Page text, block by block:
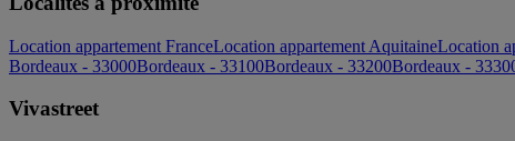
Location appartement FranceLocation appartement AquitaineLocation
Bordeaux - 33000Bordeaux - 33100Bordeaux - 33200Bordeaux -
Vivastreet